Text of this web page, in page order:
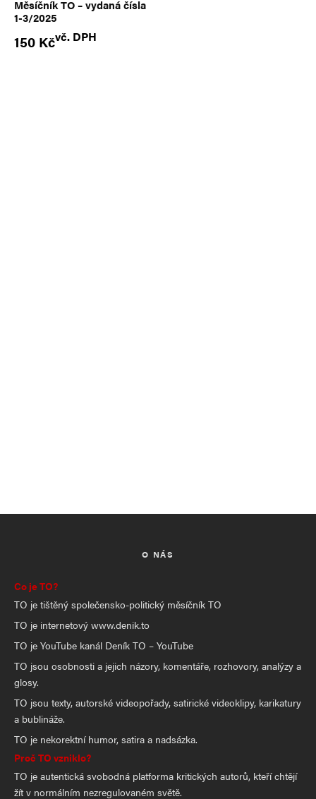
Měsíčník TO – vydaná čísla
1-3/2025
150 Kčvč. DPH
O NÁS
Co je TO?
TO je tištěný společensko-politický měsíčník TO
TO je internetový www.denik.to
TO je YouTube kanál Deník TO – YouTube
TO jsou osobnosti a jejich názory, komentáře, rozhovory, analýzy a
glosy.
TO jsou texty, autorské videopořady, satirické videoklipy, karikatury
a bublináže.
TO je nekorektní humor, satira a nadsázka.
Proč TO vzniklo?
TO je autentická svobodná platforma kritických autorů, kteří chtějí
žít v normálním nezregulovaném světě.